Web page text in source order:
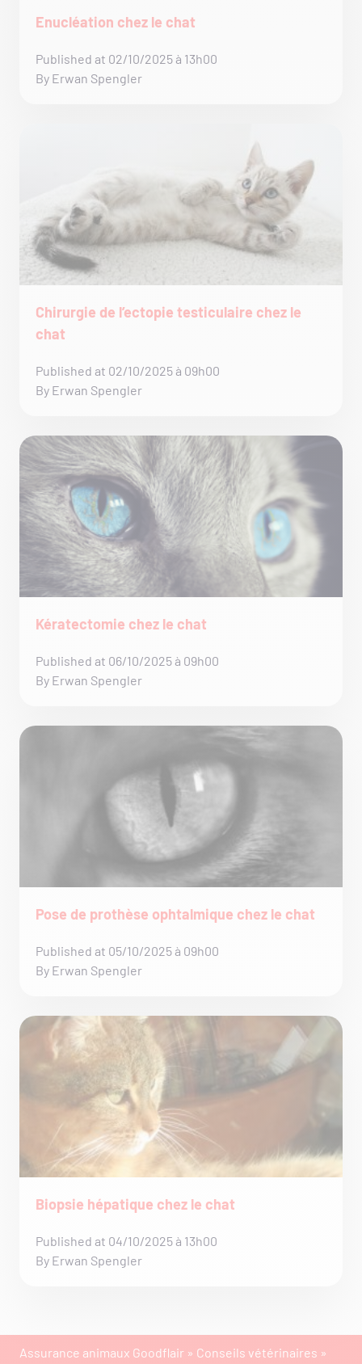
Enucléation chez le chat
Published at 02/10/2025 à 13h00
By Erwan Spengler
Chirurgie de l’ectopie testiculaire chez le
chat
Published at 02/10/2025 à 09h00
By Erwan Spengler
Kératectomie chez le chat
Published at 06/10/2025 à 09h00
By Erwan Spengler
Pose de prothèse ophtalmique chez le chat
Published at 05/10/2025 à 09h00
By Erwan Spengler
Biopsie hépatique chez le chat
Published at 04/10/2025 à 13h00
By Erwan Spengler
Assurance animaux Goodflair » Conseils vétérinaires »